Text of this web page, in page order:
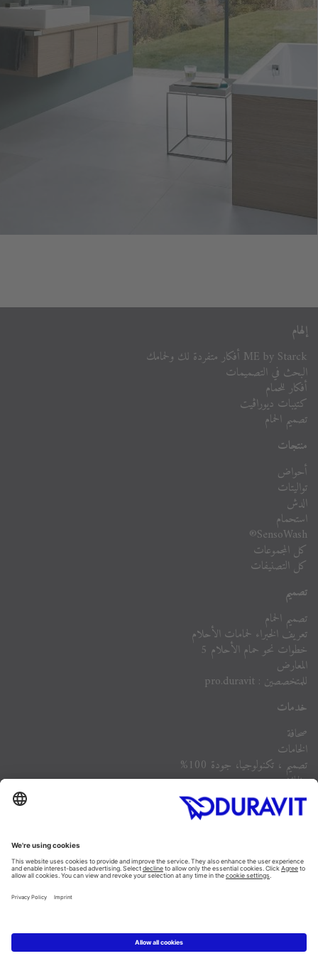
إلهام
ME by Starck أفكار متفردة لك ولحمامك
البحث في التصميمات
أفكار للحمام
كتيبات ديوراڨيت
تصميم الحمام
منتجات
أحواض
تواليتات
الدش
استحمام
SensoWash®
كل المجموعات
كل التصنيفات
تصميم
تصميم الحمام
تعريف الخبراء لحمامات الأحلام
خطوات نحو حمام الأحلام 5
المعارض
للمتخصصين : pro.duravit
خدمات
صحافة
الخامات
تصميم ، تكنولوجيا، جودة 100%
وظائف
الشركة
أسئلة مكررة
Facebook
Instagram